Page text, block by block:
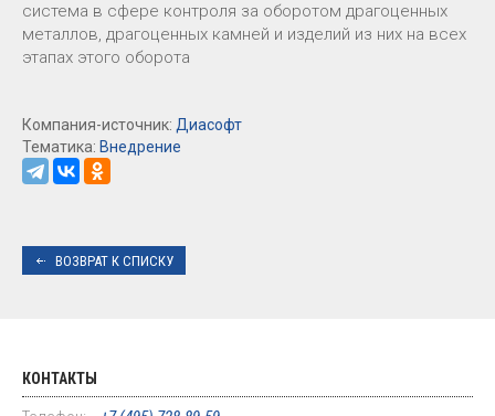
система в сфере контроля за оборотом драгоценных
металлов, драгоценных камней и изделий из них на всех
этапах этого оборота
Компания-источник: Диасофт
Тематика: Внедрение
ВОЗВРАТ К СПИСКУ
КОНТАКТЫ